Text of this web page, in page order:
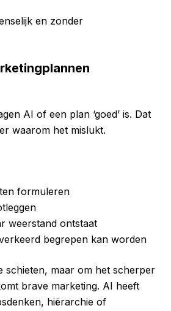
en zonder
AI of een plan ‘goed’ is. Dat
waarom het mislukt.
formuleren
weerstand ontstaat
begrepen kan worden
schieten, maar om het scherper
brave marketing. AI heeft
hiërarchie of